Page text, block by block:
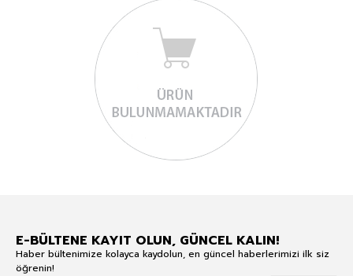
E-BÜLTENE KAYIT OLUN, GÜNCEL KALIN!
Haber bültenimize kolayca kaydolun, en güncel haberlerimizi ilk siz
öğrenin!